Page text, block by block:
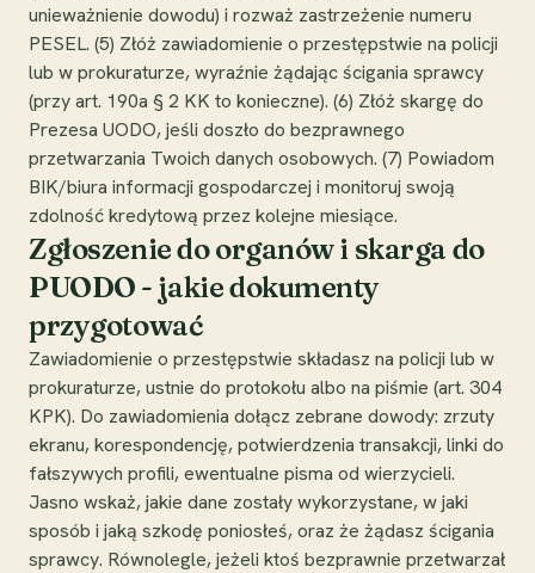
unieważnienie dowodu) i rozważ zastrzeżenie numeru
PESEL. (5) Złóż zawiadomienie o przestępstwie na policji
lub w prokuraturze, wyraźnie żądając ścigania sprawcy
(przy art. 190a § 2 KK to konieczne). (6) Złóż skargę do
Prezesa UODO, jeśli doszło do bezprawnego
przetwarzania Twoich danych osobowych. (7) Powiadom
BIK/biura informacji gospodarczej i monitoruj swoją
zdolność kredytową przez kolejne miesiące.
Zgłoszenie do organów i skarga do
PUODO - jakie dokumenty
przygotować
Zawiadomienie o przestępstwie składasz na policji lub w
prokuraturze, ustnie do protokołu albo na piśmie (art. 304
KPK). Do zawiadomienia dołącz zebrane dowody: zrzuty
ekranu, korespondencję, potwierdzenia transakcji, linki do
fałszywych profili, ewentualne pisma od wierzycieli.
Jasno wskaż, jakie dane zostały wykorzystane, w jaki
sposób i jaką szkodę poniosłeś, oraz że żądasz ścigania
sprawcy. Równolegle, jeżeli ktoś bezprawnie przetwarzał